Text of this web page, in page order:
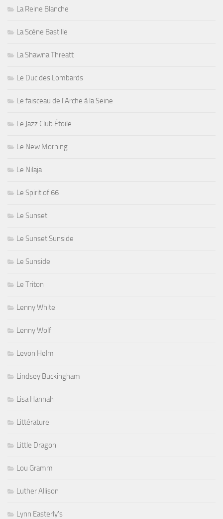
La Reine Blanche
La Scène Bastille
La Shawna Threatt
Le Duc des Lombards
Le faisceau de l'Arche à la Seine
Le Jazz Club Étoile
Le New Morning
Le Nilaja
Le Spirit of 66
Le Sunset
Le Sunset Sunside
Le Sunside
Le Triton
Lenny White
Lenny Wolf
Levon Helm
Lindsey Buckingham
Lisa Hannah
Littérature
Little Dragon
Lou Gramm
Luther Allison
Lynn Easterly's